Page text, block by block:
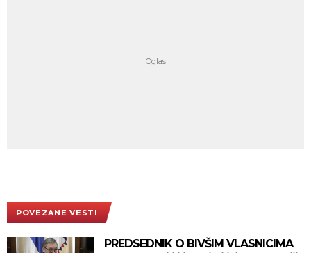
POVEZANE VESTI
PREDSEDNIK O BIVŠIM VLASNICIMA